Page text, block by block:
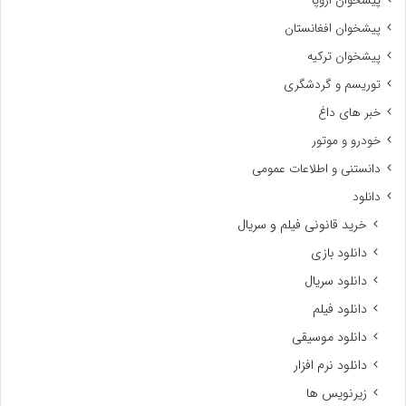
پیشخوان افغانستان
پیشخوان ترکیه
توریسم و گردشگری
خبر های داغ
خودرو و موتور
دانستنی و اطلاعات عمومی
دانلود
خرید قانونی فیلم و سریال
دانلود بازی
دانلود سریال
دانلود فیلم
دانلود موسیقی
دانلود نرم افزار
زیرنویس ها